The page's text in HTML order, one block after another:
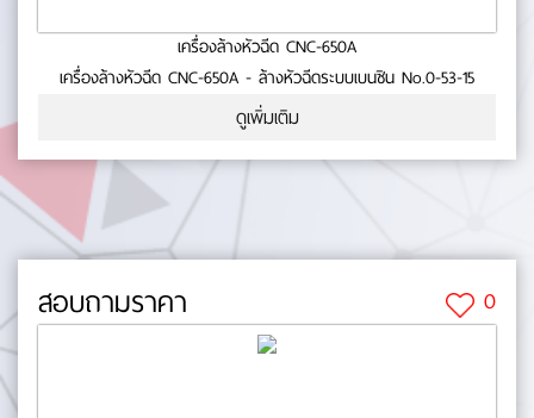
เครื่องล้างหัวฉีด CNC-650A
เครื่องล้างหัวฉีด CNC-650A - ล้างหัวฉีดระบบเบนซิน No.0-53-15
ดูเพิ่มเติม
สอบถามราคา 0